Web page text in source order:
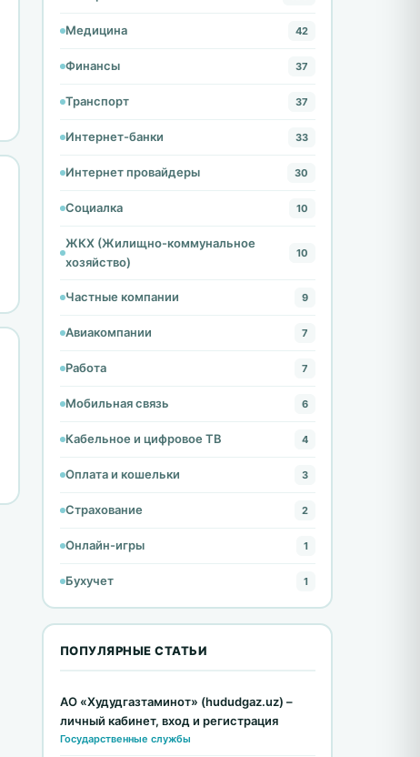
Медицина 42
Финансы 37
Транспорт 37
Интернет-банки 33
Интернет провайдеры 30
Социалка 10
ЖКХ (Жилищно-коммунальное
хозяйство)
10
Частные компании 9
Авиакомпании 7
Работа 7
Мобильная связь 6
Кабельное и цифровое ТВ 4
Оплата и кошельки 3
Страхование 2
Онлайн-игры 1
Бухучет 1
ПОПУЛЯРНЫЕ СТАТЬИ
АО «Худудгазтаминот» (hududgaz.uz) –
личный кабинет, вход и регистрация
Государственные службы